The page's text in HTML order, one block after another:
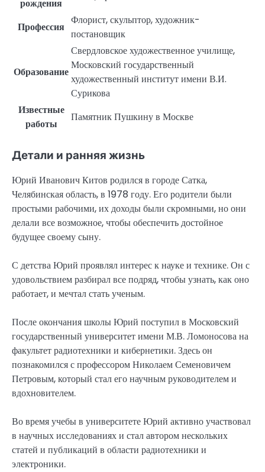
рождения
Профессия
Флорист, скульптор, художник-
постановщик
Образование
Свердловское художественное училище,
Московский государственный
художественный институт имени В.И.
Сурикова
Известные
работы
Памятник Пушкину в Москве
Детали и ранняя жизнь
Юрий Иванович Китов родился в городе Сатка,
Челябинская область, в 1978 году. Его родители были
простыми рабочими, их доходы были скромными, но они
делали все возможное, чтобы обеспечить достойное
будущее своему сыну.
С детства Юрий проявлял интерес к науке и технике. Он с
удовольствием разбирал все подряд, чтобы узнать, как оно
работает, и мечтал стать ученым.
После окончания школы Юрий поступил в Московский
государственный университет имени М.В. Ломоносова на
факультет радиотехники и кибернетики. Здесь он
познакомился с профессором Николаем Семеновичем
Петровым, который стал его научным руководителем и
вдохновителем.
Во время учебы в университете Юрий активно участвовал
в научных исследованиях и стал автором нескольких
статей и публикаций в области радиотехники и
электроники.